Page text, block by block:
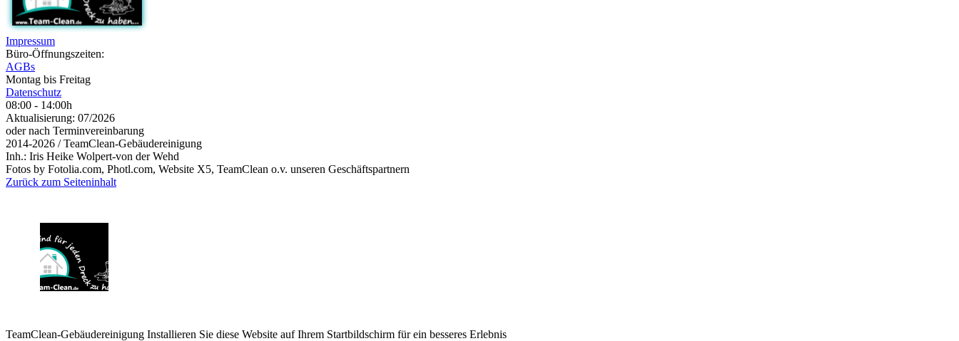
Impressum
Büro-Öffnungszeiten:
AGBs
Montag bis Freitag
Datenschutz
08:00 - 14:00h
Aktualisierung: 07/2026
oder nach Terminvereinbarung
2014-2026 / TeamClean-Gebäudereinigung
Inh.: Iris Heike Wolpert-von der Wehd
Fotos by Fotolia.com, Photl.com, Website X5, TeamClean o.v. unseren Geschäftspartnern
Zurück zum Seiteninhalt
TeamClean-Gebäudereinigung Installieren Sie diese Website auf Ihrem Startbildschirm für ein besseres Erlebnis